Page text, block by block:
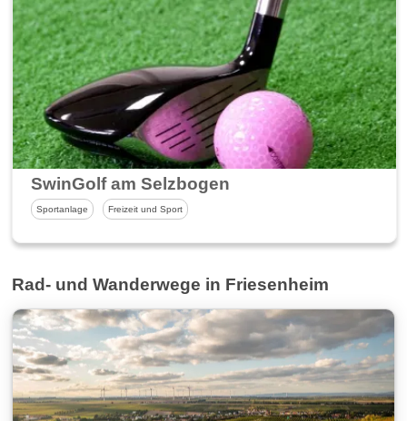
SwinGolf am Selzbogen
Sportanlage Freizeit und Sport
Rad- und Wanderwege in Friesenheim